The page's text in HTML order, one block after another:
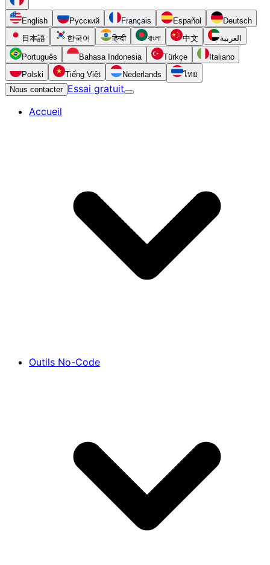
English Русский Français Español
Deutsch
日本語
한국어 हिन्दी বাংলা 中文 العربية
Português Bahasa Indonesia Türkçe
Italiano
Polski
Tiếng Việt Nederlands
ไทย
Nous contacter Essai gratuit
Accueil
Outils No-Code